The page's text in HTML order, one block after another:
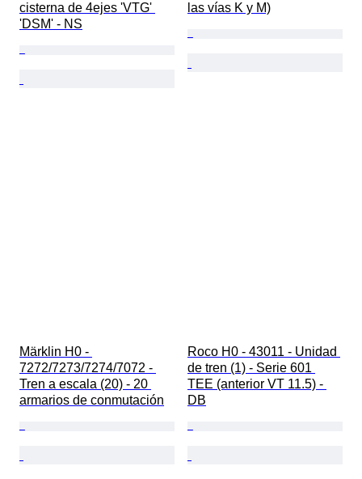
cisterna de 4ejes 'VTG'
'DSM' - NS
las vías K y M)
Märklin H0 -
7272/7273/7274/7072 -
Tren a escala (20) - 20
armarios de conmutación
Roco H0 - 43011 - Unidad
de tren (1) - Serie 601
TEE (anterior VT 11.5) -
DB